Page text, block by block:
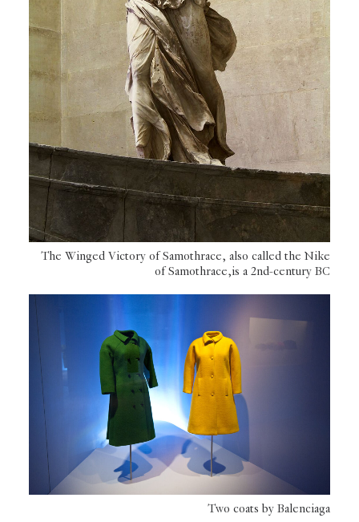
The Winged Victory of Samothrace, also called the Nike
of Samothrace,is a 2nd-century BC
Two coats by Balenciaga